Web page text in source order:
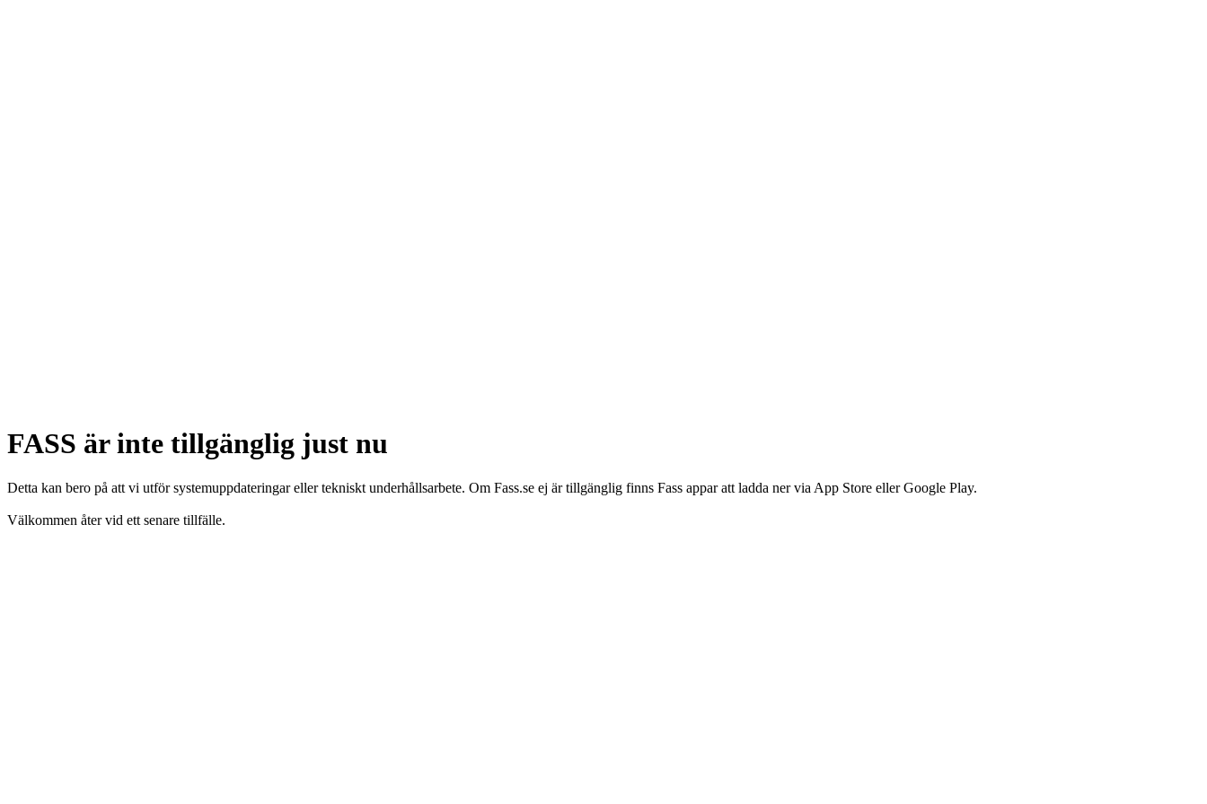
FASS är inte tillgänglig just nu
Detta kan bero på att vi utför systemuppdateringar eller tekniskt underhållsarbete. Om Fass.se ej är tillgänglig finns Fass appar att ladda ner via App Store eller Google Play.
Välkommen åter vid ett senare tillfälle.